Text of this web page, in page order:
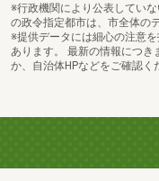
※行政機関により公表してい
の政令指定都市は、市全体の
※提供データには細心の注意
あります。 最新の情報につき
か、自治体HPなどをご確認く